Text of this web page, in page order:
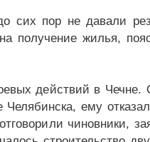
сих пор не давали
получение жилья,
действий в Чечне.
ему
чиновники,